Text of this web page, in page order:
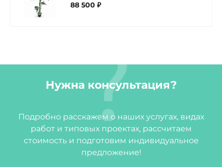
88 500 ₽
Нужна консультация?
Подробно расскажем о наших услугах, видах
работ и типовых проектах, рассчитаем
стоимость и подготовим индивидуальное
предложение!